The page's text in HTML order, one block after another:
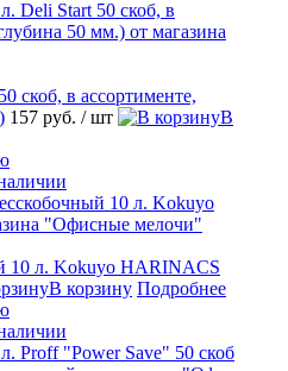
скоб, в ассортименте,
157 руб. / шт
В
10 л. Kokuyo HARINACS
В корзину Подробнее